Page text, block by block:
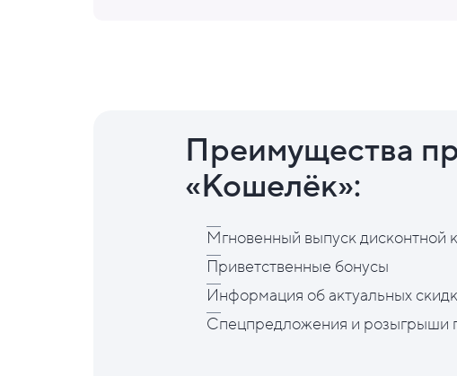
Преимущества
«Кошелёк»:
Мгновенный выпуск дисконтной
Приветственные бонусы
Информация об актуальных
Спецпредложения и розыгрыши